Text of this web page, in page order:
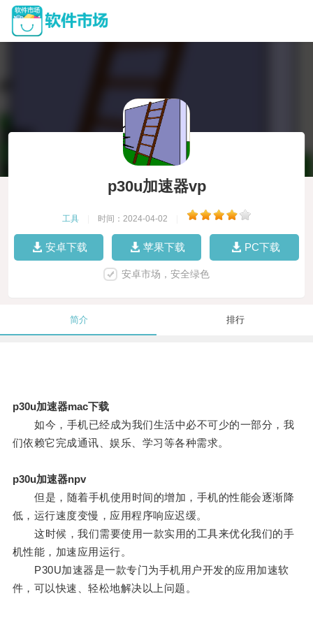
p30u加速器vp
工具 时间：2024-04-02
安卓下载 苹果下载 PC下载
安卓市场，安全绿色
简介 排行
p30u加速器mac下载
如今，手机已经成为我们生活中必不可少的一部分，我
们依赖它完成通讯、娱乐、学习等各种需求。
p30u加速器npv
但是，随着手机使用时间的增加，手机的性能会逐渐降
低，运行速度变慢，应用程序响应迟缓。
这时候，我们需要使用一款实用的工具来优化我们的手
机性能，加速应用运行。
P30U加速器是一款专门为手机用户开发的应用加速软
件，可以快速、轻松地解决以上问题。